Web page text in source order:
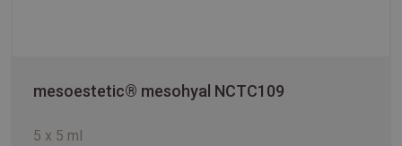
mesoestetic® mesohyal NCTC109
5 x 5 ml